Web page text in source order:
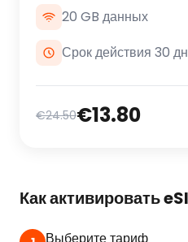
20 GB данных
Срок действия 30
€24.50€13.80
Как активировать